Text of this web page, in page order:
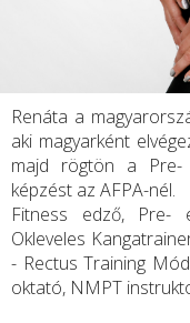
Renáta a
aki magyarként
majd rögtön a Pre-
képzést az AFPA-nél.
Fitness edző, Pre-
Okleveles
- Rectus Training
oktató, NMPT